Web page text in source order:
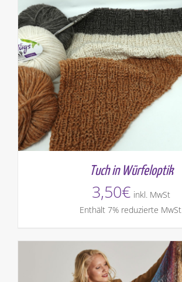
Tuch in Würfeloptik
3,50€ inkl. MwSt
Enthält 7% reduzierte